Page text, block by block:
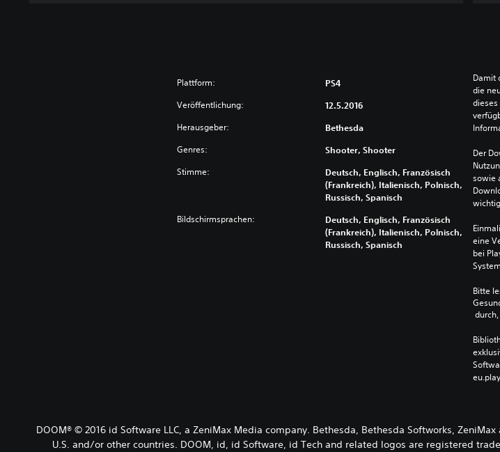
Plattform: PS4
Veröffentlichung: 12.5.2016
Herausgeber: Bethesda
Genres: Shooter, Shooter
Stimme:
Deutsch, Englisch, Französisch
(Frankreich), Italienisch, Polnisch,
Russisch, Spanisch
Bildschirmsprachen:
Deutsch, Englisch, Französisch
(Frankreich), Italienisch, Polnisch,
Russisch, Spanisch
Damit
die
dieses
Der
sowie
eine
bei
Bitte
DOOM® © 2016 id Software LLC, a ZeniMax Media company. Bethesda, Bethesda Softworks,
U.S. and/or other countries. DOOM, id, id Software, id Tech and related logos are registered